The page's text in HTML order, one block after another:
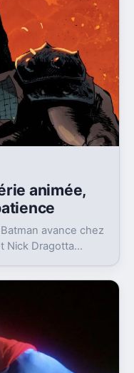
animée,
avance chez
Nick Dragotta